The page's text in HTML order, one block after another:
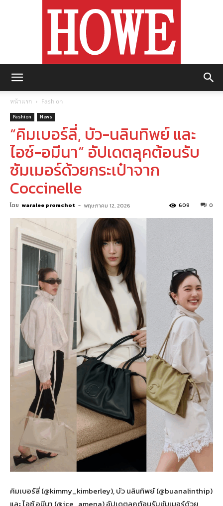
หน้าแรก Fashion
Fashion News
“คิมเบอร์ลี่, บัว-นลินทิพย์ และ
ไอซ์-อมีนา” อัปเดตลุคต้อนรับ
ซัมเมอร์ด้วยกระเป๋าจาก
Coccinelle
โดย waralee promchot - พฤษภาคม 12, 2026 0
609
คิมเบอร์ลี่ (@kimmy_kimberley), บัว นลินทิพย์ (@buanalinthip)